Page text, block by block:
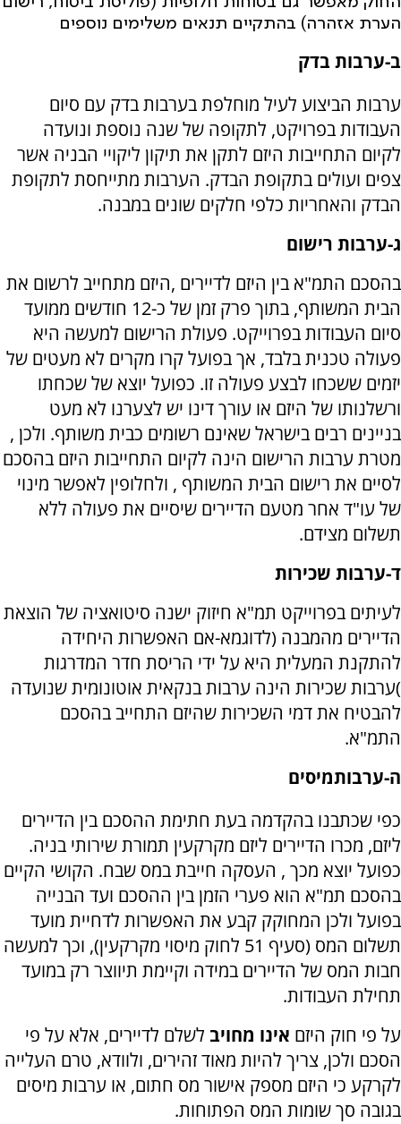
הערת אזהרה) בהתקיים תנאים משלימים נוספים
ב-ערבות בדק
ערבות הביצוע לעיל מוחלפת בערבות בדק עם סיום
העבודות בפרויקט, לתקופה של שנה נוספת ונועדה
לקיום התחייבות היזם לתקן את תיקון ליקויי הבניה אשר
צפים ועולים בתקופת הבדק. הערבות מתייחסת לתקופת
הבדק והאחריות כלפי חלקים שונים במבנה.
ג-ערבות רישום
בהסכם התמ"א בין היזם לדיירים ,היזם מתחייב לרשום את
הבית המשותף, בתוך פרק זמן של כ-12 חודשים ממועד
סיום העבודות בפרוייקט. פעולת הרישום למעשה היא
פעולה טכנית בלבד, אך בפועל קרו מקרים לא מעטים של
יזמים ששכחו לבצע פעולה זו. כפועל יוצא של שכחתו
ורשלנותו של היזם או עורך דינו יש לצערנו לא מעט
בניינים רבים בישראל שאינם רשומים כבית משותף. ולכן ,
מטרת ערבות הרישום הינה לקיום התחייבות היזם בהסכם
לסיים את רישום הבית המשותף , ולחלופין לאפשר מינוי
של עו"ד אחר מטעם הדיירים שיסיים את פעולה ללא
תשלום מצידם.
ד-ערבות שכירות
לעיתים בפרוייקט תמ"א חיזוק ישנה סיטואציה של הוצאת
הדיירים מהמבנה (לדוגמא-אם האפשרות היחידה
להתקנת המעלית היא על ידי הריסת חדר המדרגות
)ערבות שכירות הינה ערבות בנקאית אוטונומית שנועדה
להבטיח את דמי השכירות שהיזם התחייב בהסכם
התמ"א.
ה-ערבותמיסים
כפי שכתבנו בהקדמה בעת חתימת ההסכם בין הדיירים
ליזם, מכרו הדיירים ליזם מקרקעין תמורת שירותי בניה.
כפועל יוצא מכך , העסקה חייבת במס שבח. הקושי הקיים
בהסכם תמ"א הוא פערי הזמן בין ההסכם ועד הבנייה
בפועל ולכן המחוקק קבע את האפשרות לדחיית מועד
תשלום המס (סעיף 51 לחוק מיסוי מקרקעין), וכך למעשה
חבות המס של הדיירים במידה וקיימת תיווצר רק במועד
תחילת העבודות.
על פי חוק היזם אינו מחויב לשלם לדיירים, אלא על פי
הסכם ולכן, צריך להיות מאוד זהירים, ולוודא, טרם העלייה
לקרקע כי היזם מספק אישור מס חתום, או ערבות מיסים
בגובה סך שומות המס הפתוחות.